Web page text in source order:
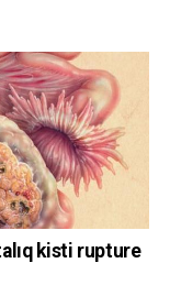
kisti rupture